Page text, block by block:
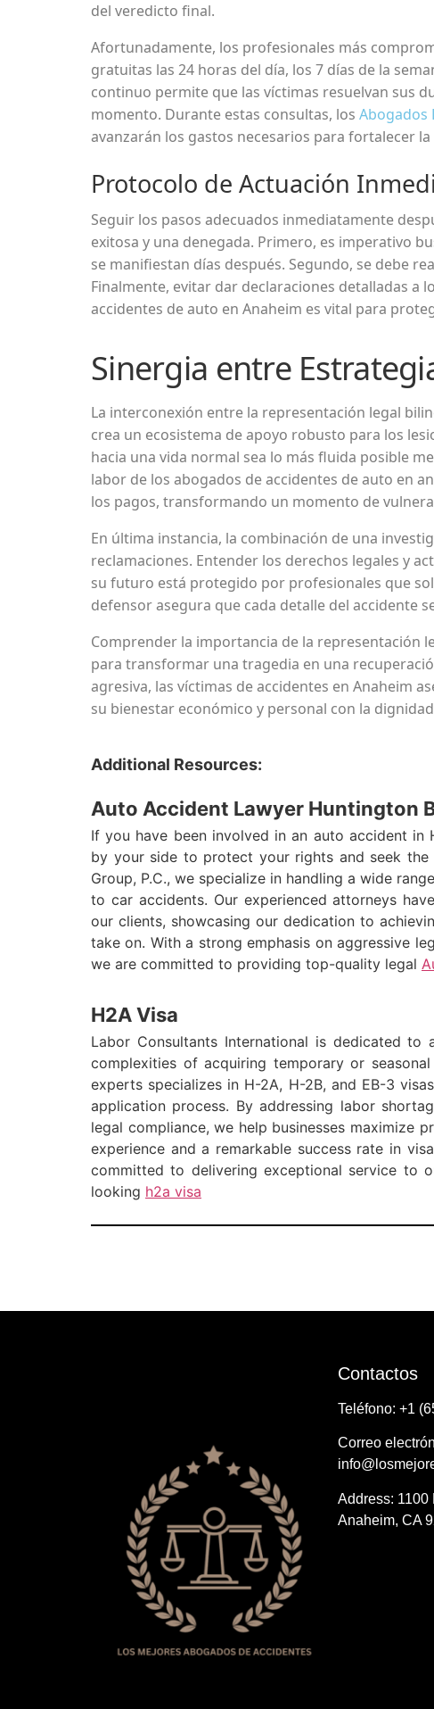
del veredicto final.
Afortunadamente, los profesionales más
gratuitas las 24 horas del día, los 7 días de la
continuo permite que las víctimas resuelvan sus
momento. Durante estas consultas, los Abogados
avanzarán los gastos necesarios para fortalecer
Protocolo de Actuación
Seguir los pasos adecuados inmediatamente
exitosa y una denegada. Primero, es imperativo
se manifiestan días después. Segundo, se debe
Finalmente, evitar dar declaraciones detalladas
accidentes de auto en Anaheim es vital para
Sinergia entre
La interconexión entre la representación legal
crea un ecosistema de apoyo robusto para los
hacia una vida normal sea lo más fluida posible
labor de los abogados de accidentes de auto en
los pagos, transformando un momento de
En última instancia, la combinación de una
reclamaciones. Entender los derechos legales y
su futuro está protegido por profesionales que
defensor asegura que cada detalle del accidente
Comprender la importancia de la representación
para transformar una tragedia en una
agresiva, las víctimas de accidentes en Anaheim
su bienestar económico y personal con la
Additional Resources:
Auto Accident Lawyer Huntington
If you have been involved in an auto accident in
by your side to protect your rights and seek the
Group, P.C., we specialize in handling a wide
to car accidents. Our experienced attorneys
our clients, showcasing our dedication to
take on. With a strong emphasis on aggressive
we are committed to providing top-quality legal
H2A Visa
Labor Consultants International is dedicated to
complexities of acquiring temporary or
experts specializes in H-2A, H-2B, and EB-3
application process. By addressing labor
legal compliance, we help businesses maximize
experience and a remarkable success rate in
committed to delivering exceptional service to
looking h2a visa
Contactos
Teléfono: ​+1
Correo
Address: ​​1100
Anaheim, CA